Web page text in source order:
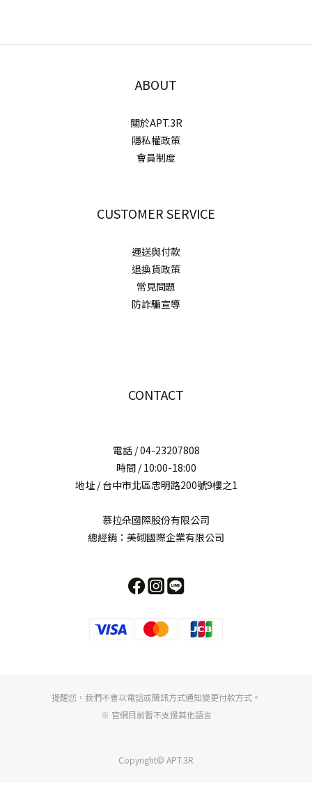
ABOUT
關於APT.3R
隱私權政策
會員制度
CUSTOMER SERVICE
運送與付款
退換貨政策
常見問題
防詐騙宣導
CONTACT
電話 / 04-23207808
時間 / 10:00-18:00
地址 / 台中市北區忠明路200號9樓之1
慕拉朵國際股份有限公司
總經銷：美砌國際企業有限公司
提醒您，我們不會以電話或簡訊方式通知變更付款方式。
※ 官網目前暫不支援其他語言
Copyright© APT.3R